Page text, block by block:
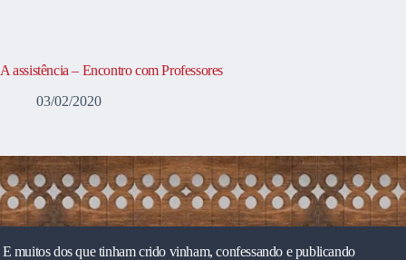
A assistência – Encontro com Professores
03/02/2020
E muitos dos que tinham crido vinham, confessando e publicando